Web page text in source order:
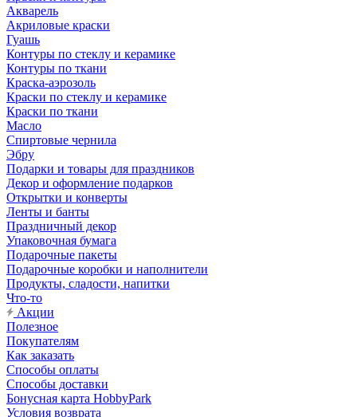
Акварель
Акриловые краски
Гуашь
Контуры по стеклу и керамике
Контуры по ткани
Краска-аэрозоль
Краски по стеклу и керамике
Краски по ткани
Масло
Спиртовые чернила
Эбру
Подарки и товары для праздников
Декор и оформление подарков
Открытки и конверты
Ленты и банты
Праздничный декор
Упаковочная бумага
Подарочные пакеты
Подарочные коробки и наполнители
Продукты, сладости, напитки
Что-то
Акции
Полезное
Покупателям
Как заказать
Способы оплаты
Способы доставки
Бонусная карта HobbyPark
Условия возврата